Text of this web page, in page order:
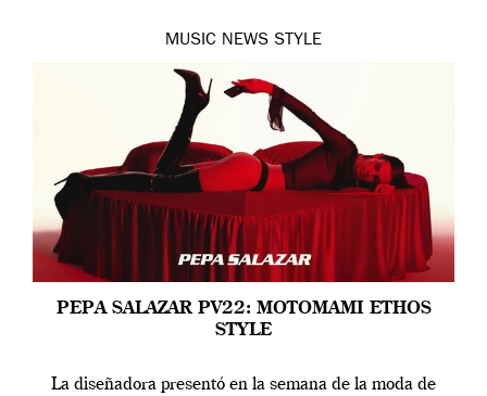
MUSIC NEWS STYLE
PEPA SALAZAR PV22: MOTOMAMI ETHOS
STYLE
La diseñadora presentó en la semana de la moda de